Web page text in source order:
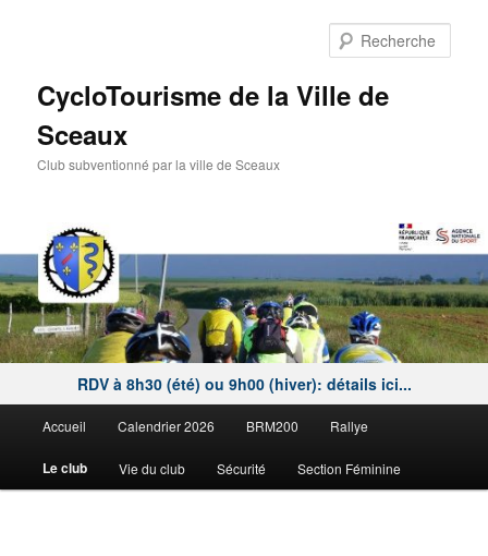
CycloTourisme de la Ville de
Sceaux
Club subventionné par la ville de Sceaux
RDV à 8h30 (été) ou 9h00 (hiver): détails ici...
principal
Accueil Calendrier 2026 BRM200 Rallye
Le club Vie du club Sécurité Section Féminine